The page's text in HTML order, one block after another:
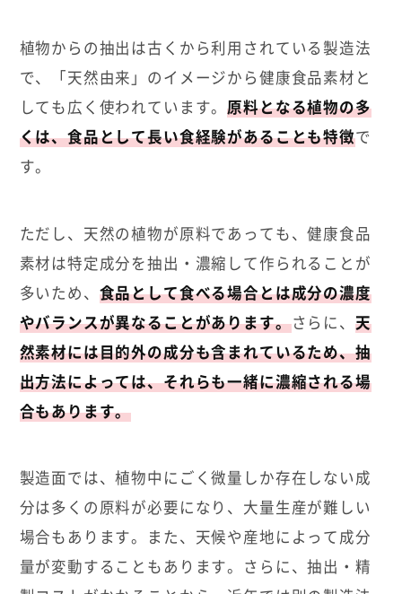
植物からの抽出は古くから利用されている製造法
で、「天然由来」のイメージから健康食品素材と
しても広く使われています。原料となる植物の多
くは、食品として長い食経験があることも特徴で
す。
ただし、天然の植物が原料であっても、健康食品
素材は特定成分を抽出・濃縮して作られることが
多いため、 食品として食べる場合とは成分の濃度
やバランスが異なることがあります。さらに、 天
然素材には目的外の成分も含まれているため、抽
出方法によっては、それらも一緒に濃縮される場
合もあります。
製造面では、植物中にごく微量しか存在しない成
分は多くの原料が必要になり、大量生産が難しい
場合もあります。また、天候や産地によって成分
量が変動することもあります。さらに、抽出・精